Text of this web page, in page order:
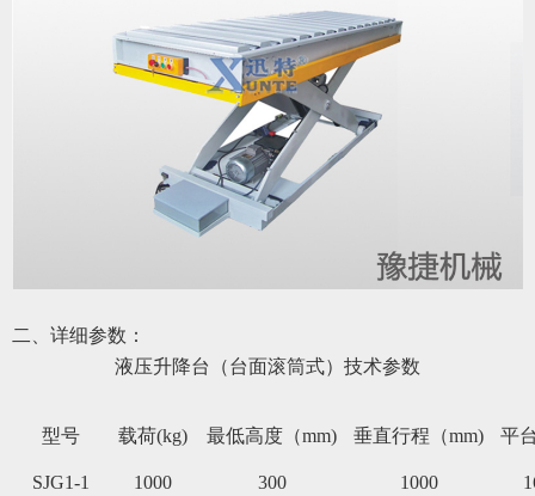
二、详细参数：
液压升降台（台面滚筒式） 技术参数
型号 载荷(kg) 最低高度（mm) 垂直行程（mm) 平
SJG1-1 1000 300 1000